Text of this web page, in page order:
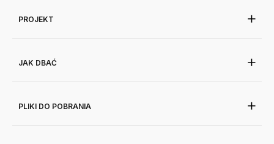
PROJEKT
JAK DBAĆ
PLIKI DO POBRANIA